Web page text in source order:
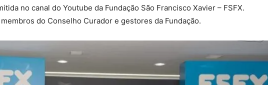
no canal do Youtube da Fundação São Francisco Xavier – FSFX.
do Conselho Curador e gestores da Fundação.